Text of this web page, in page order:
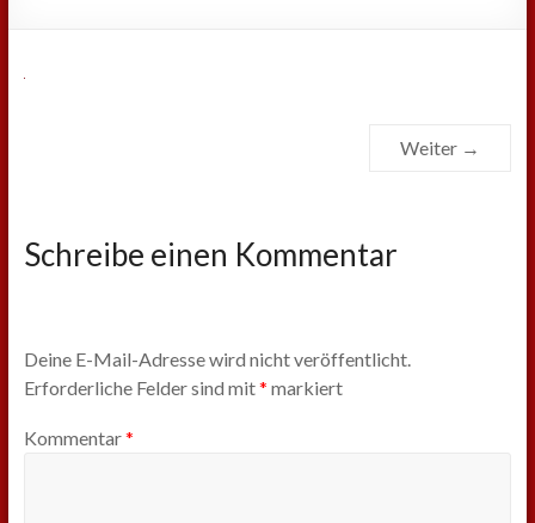
Weiter →
Schreibe einen Kommentar
Deine E-Mail-Adresse wird nicht veröffentlicht.
Erforderliche Felder sind mit* markiert
Kommentar*